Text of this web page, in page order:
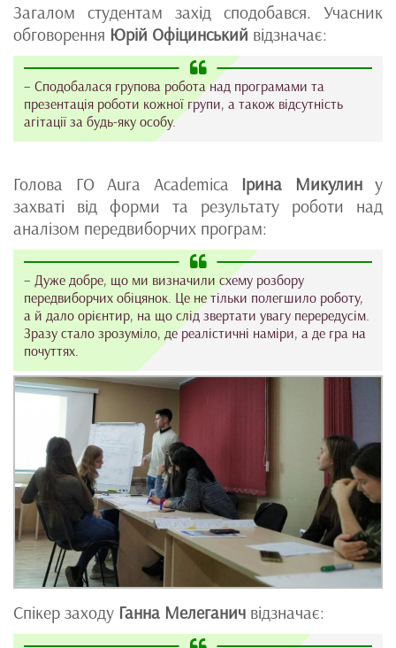
Загалом студентам захід сподобався. Учасник
обговорення Юрій Офіцинський відзначає:
– Сподобалася групова робота над програмами та
презентація роботи кожної групи, а також відсутність
агітації за будь-яку особу.
Голова ГО Aura Academica Ірина Микулину
захваті від форми та результату роботи над
аналізом передвиборчих програм:
– Дуже добре, що ми визначили схему розбору
передвиборчих обіцянок. Це не тільки полегшило роботу,
а й дало орієнтир, на що слід звертати увагу перередусім.
Зразу стало зрозуміло, де реалістичні наміри, а де гра на
почуттях.
Спікер заходу Ганна Мелеганич відзначає: